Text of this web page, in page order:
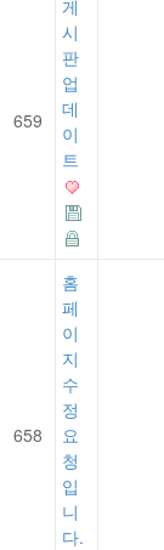
659
게
시
판
업
데
이
트
658
홈
페
이
지
수
정
요
청
입
니
다.